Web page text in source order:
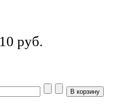
pуб.